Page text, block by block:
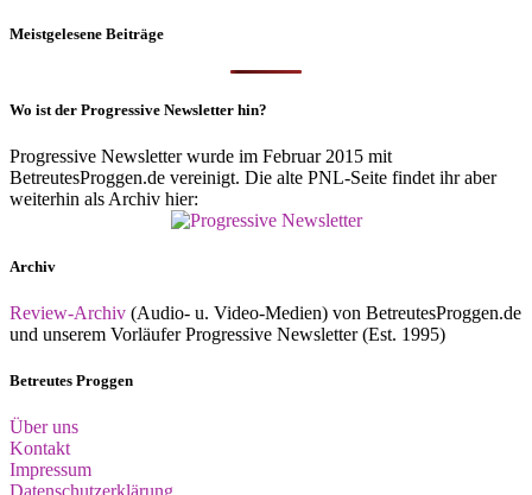
Meistgelesene Beiträge
Wo ist der Progressive Newsletter hin?
Progressive Newsletter wurde im Februar 2015 mit
BetreutesProggen.de vereinigt. Die alte PNL-Seite findet ihr aber
weiterhin als Archiv hier:
Archiv
Review-Archiv (Audio- u. Video-Medien) von BetreutesProggen.de
und unserem Vorläufer Progressive Newsletter (Est. 1995)
Betreutes Proggen
Über uns
Kontakt
Impressum